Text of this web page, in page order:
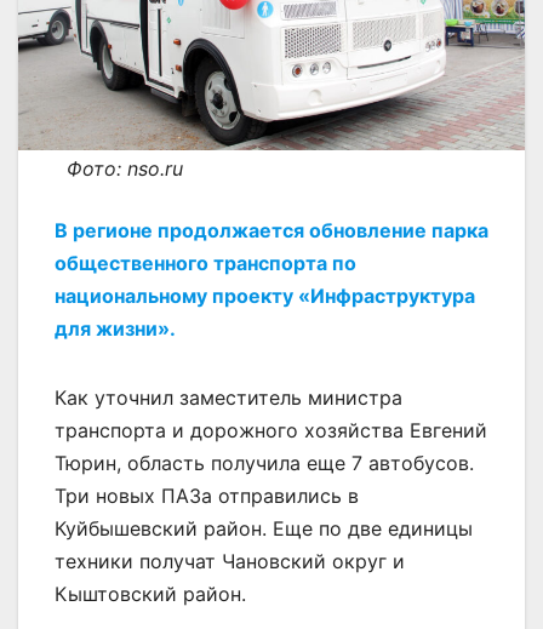
Фото: nso.ru
В регионе продолжается обновление парка
общественного транспорта по
национальному проекту «Инфраструктура
для жизни».
Как уточнил заместитель министра
транспорта и дорожного хозяйства Евгений
Тюрин, область получила еще 7 автобусов.
Три новых ПАЗа отправились в
Куйбышевский район. Еще по две единицы
техники получат Чановский округ и
Кыштовский район.